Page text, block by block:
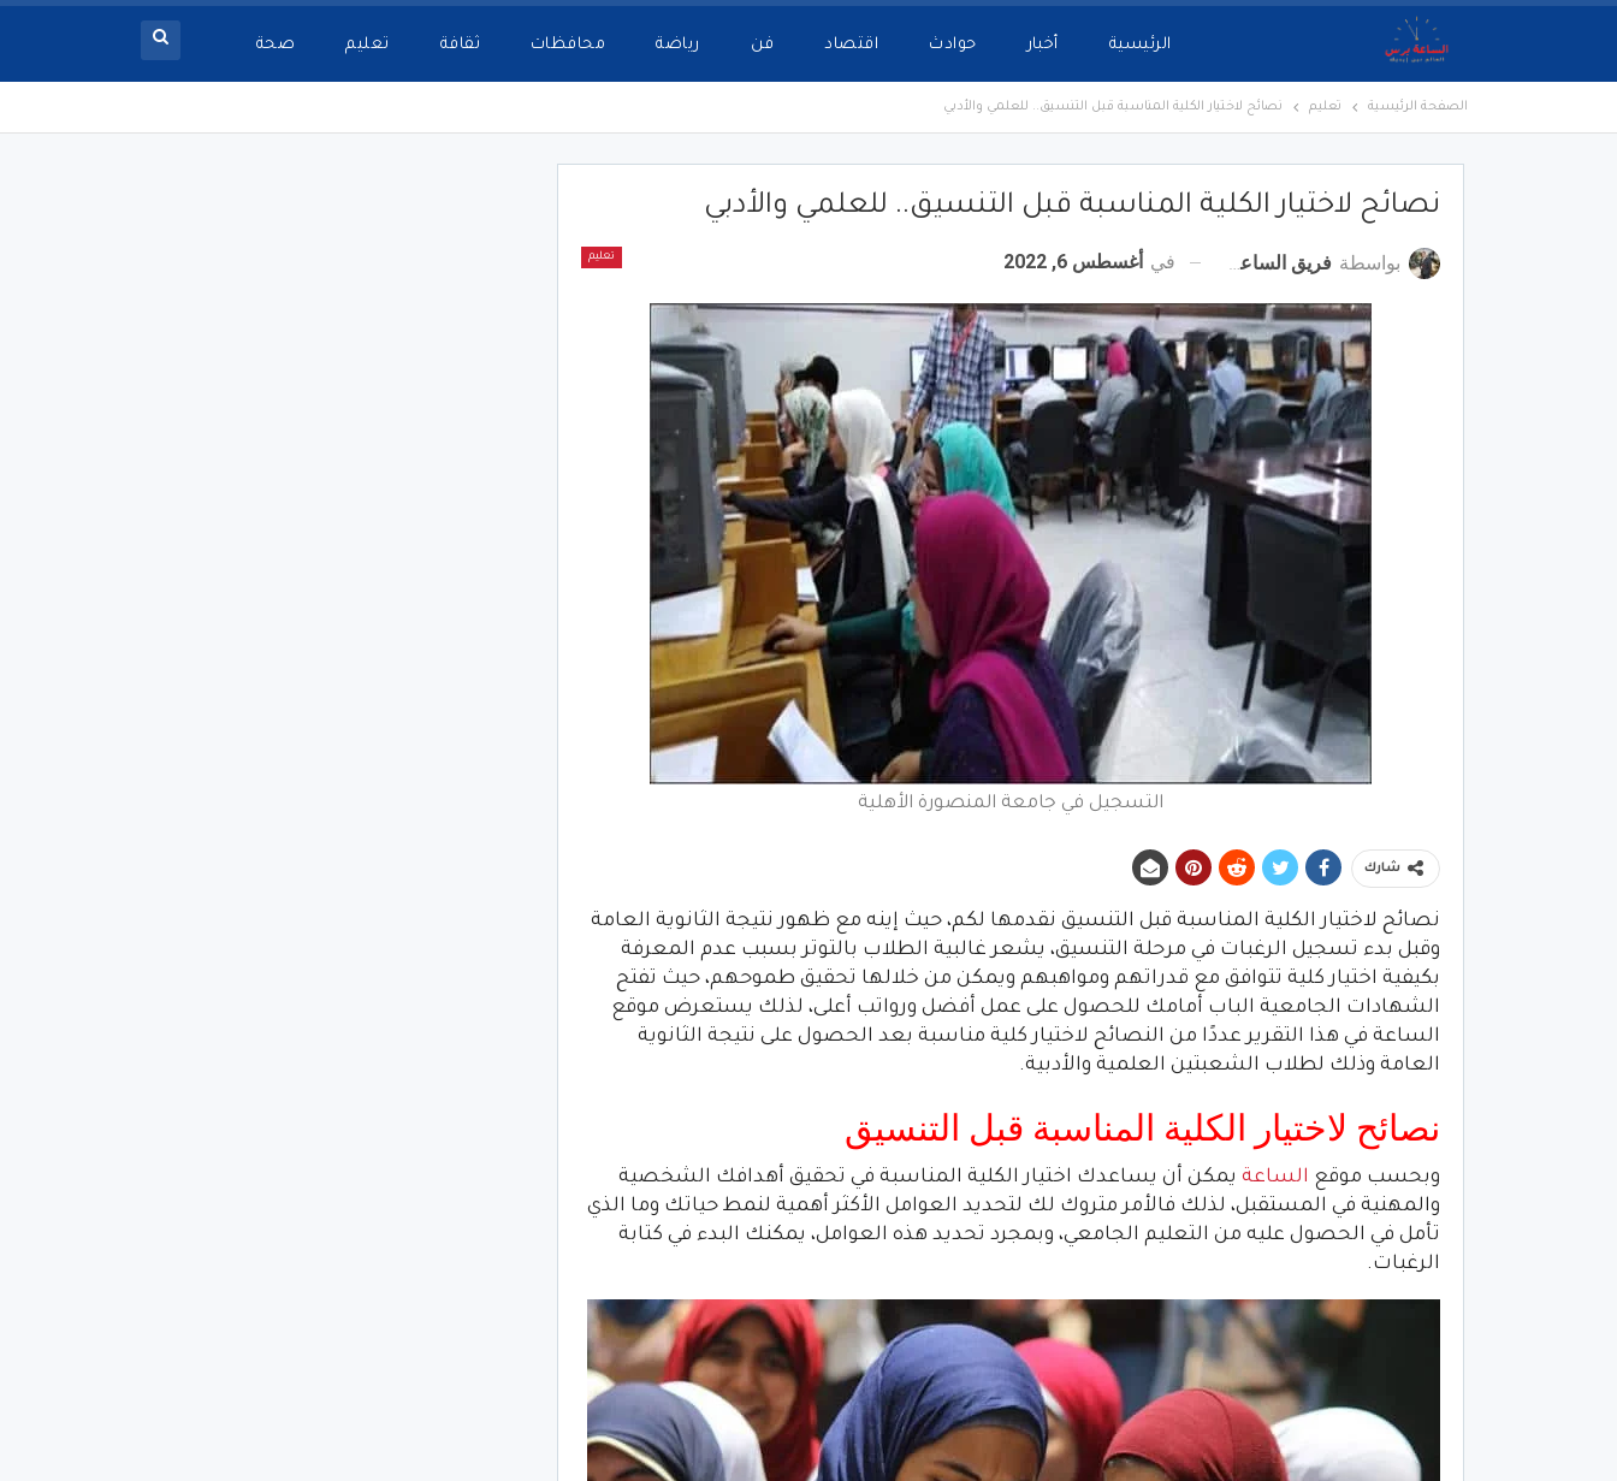
الرئيسية أخبار حوادث اقتصاد فن رياضة محافظات ثقافة تعليم صحة
الصفحة الرئيسية تعليم نصائح لاختيار الكلية المناسبة قبل التنسيق.. للعلمي والأدبي
نصائح لاختيار الكلية المناسبة قبل التنسيق.. للعلمي والأدبي
تعليم بواسطة فريق الساعة برس في أغسطس 6, 2022
التسجيل في جامعة المنصورة الأهلية
شارك
نصائح لاختيار الكلية المناسبة قبل التنسيق نقدمها لكم، حيث إينه مع ظهور نتيجة الثانوية العامة
وقبل بدء تسجيل الرغبات في مرحلة التنسيق، يشعر غالبية الطلاب بالتوتر بسبب عدم المعرفة
بكيفية اختيار كلية تتوافق مع قدراتهم ومواهبهم ويمكن من خلالها تحقيق طموحهم، حيث تفتح
الشهادات الجامعية الباب أمامك للحصول على عمل أفضل ورواتب أعلى، لذلك يستعرض موقع
الساعة في هذا التقرير عددًا من النصائح لاختيار كلية مناسبة بعد الحصول على نتيجة الثانوية
العامة وذلك لطلاب الشعبتين العلمية والأدبية.
نصائح لاختيار الكلية المناسبة قبل التنسيق
وبحسب موقع الساعة يمكن أن يساعدك اختيار الكلية المناسبة في تحقيق أهدافك الشخصية
والمهنية في المستقبل، لذلك فالأمر متروك لك لتحديد العوامل الأكثر أهمية لنمط حياتك وما الذي
تأمل في الحصول عليه من التعليم الجامعي، وبمجرد تحديد هذه العوامل، يمكنك البدء في كتابة
الرغبات.